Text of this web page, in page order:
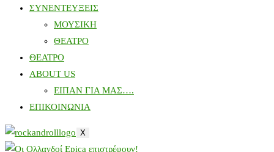
ΣΥΝΕΝΤΕΥΞΕΙΣ
ΜΟΥΣΙΚΗ
ΘΕΑΤΡΟ
ΘΕΑΤΡΟ
ABOUT US
ΕΙΠΑΝ ΓΙΑ ΜΑΣ….
ΕΠΙΚΟΙΝΩΝΙΑ
X